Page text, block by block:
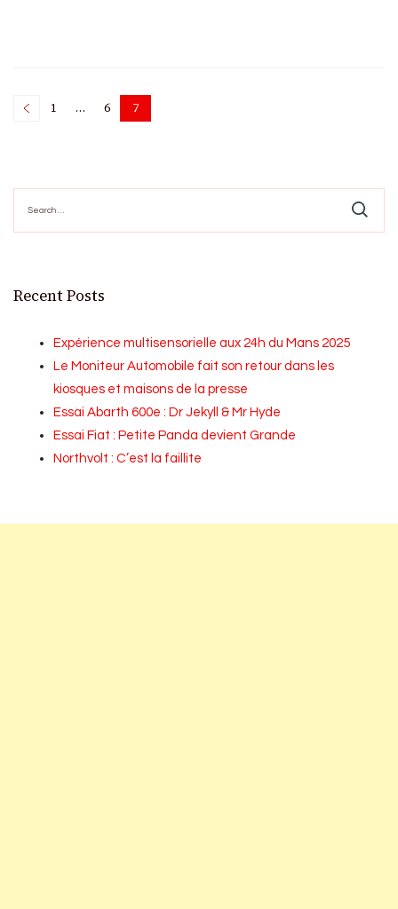
Posts
Page
1 … Page
6 Page
7
for:
Recent Posts
Expérience multisensorielle aux 24h du Mans 2025
Le Moniteur Automobile fait son retour dans les
kiosques et maisons de la presse
Essai Abarth 600e : Dr Jekyll & Mr Hyde
Essai Fiat : Petite Panda devient Grande
Northvolt : C’est la faillite